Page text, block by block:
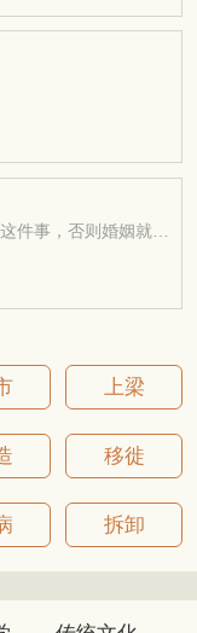
结婚前，你一定要弄清楚这件事，否则婚姻就是你的坟墓
上梁
移徙
拆卸